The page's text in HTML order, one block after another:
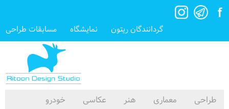
گردانندگان ریتون نمایشگاه مسابقات طراحی
طراحی معماری هنر عکاسی
خودرو